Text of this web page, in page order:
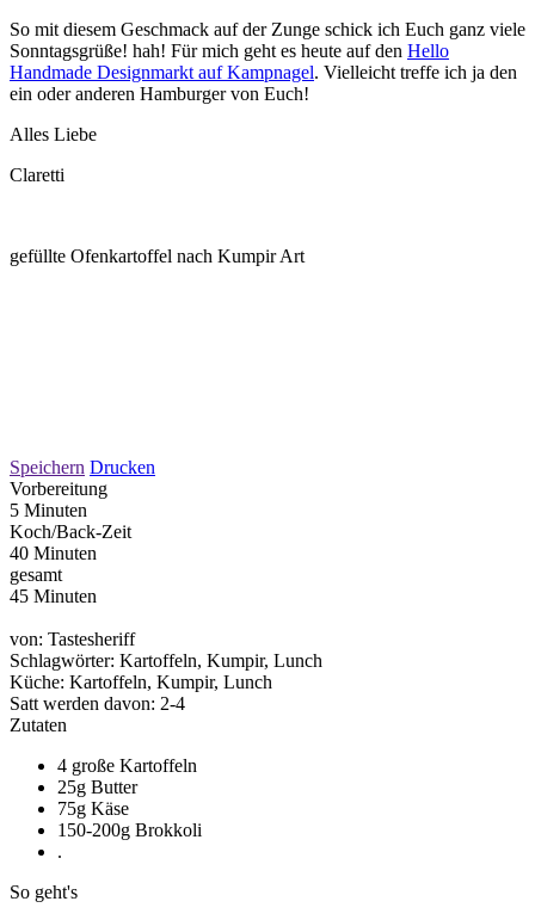
So mit diesem Geschmack auf der Zunge schick ich Euch ganz viele
Sonntagsgrüße! hah! Für mich geht es heute auf den Hello
Handmade Designmarkt auf Kampnagel. Vielleicht treffe ich ja den
ein oder anderen Hamburger von Euch!
Alles Liebe
Claretti
gefüllte Ofenkartoffel nach Kumpir Art
Speichern Drucken
Vorbereitung
5 Minuten
Koch/Back-Zeit
40 Minuten
gesamt
45 Minuten
von: Tastesheriff
Schlagwörter: Kartoffeln, Kumpir, Lunch
Küche: Kartoffeln, Kumpir, Lunch
Satt werden davon: 2-4
Zutaten
4 große Kartoffeln
25g Butter
75g Käse
150-200g Brokkoli
.
So geht's